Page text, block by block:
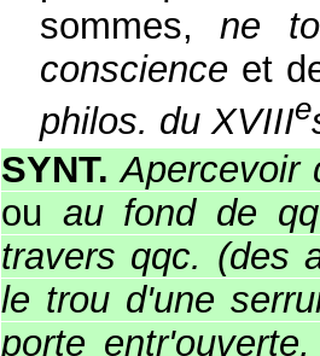
sommes,ne
conscience et
philos. du XVIIIe
SYNT.Apercevoir
ou au fond de
travers qqc. (des
le trou d'une
porte